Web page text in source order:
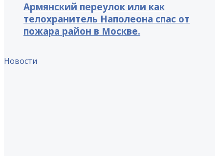
Армянский переулок или как
телохранитель Наполеона спас от
пожара район в Москве.
Новости